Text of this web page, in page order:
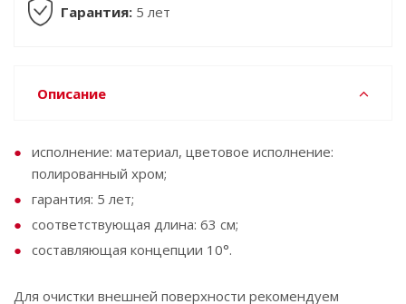
Гарантия: 5 лет
Описание
исполнение: материал, цветовое исполнение:
полированный хром;
гарантия: 5 лет;
соответствующая длина: 63 см;
составляющая концепции 10°.
Для очистки внешней поверхности рекомендуем